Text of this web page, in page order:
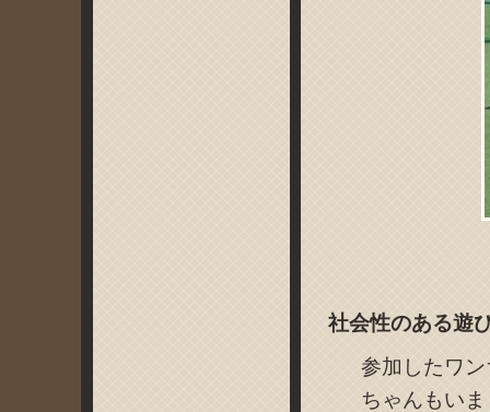
社会性のある遊
参加したワ
ちゃんもい